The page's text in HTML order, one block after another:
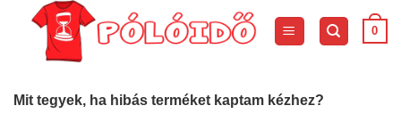
content
0
Mit tegyek, ha hibás terméket kaptam kézhez?